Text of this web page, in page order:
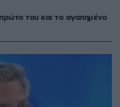
του και το αγαπημένο